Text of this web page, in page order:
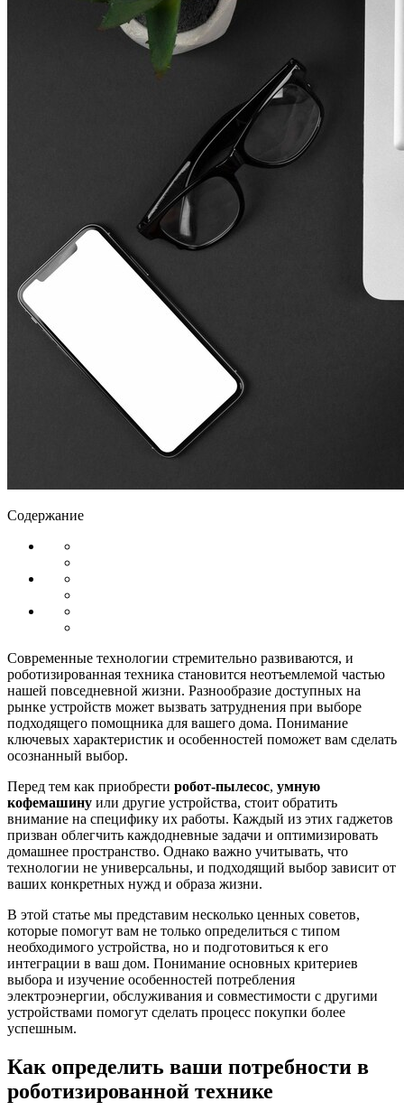
Содержание
Современные технологии стремительно развиваются, и
роботизированная техника становится неотъемлемой частью
нашей повседневной жизни. Разнообразие доступных на
рынке устройств может вызвать затруднения при выборе
подходящего помощника для вашего дома. Понимание
ключевых характеристик и особенностей поможет вам сделать
осознанный выбор.
Перед тем как приобрести робот-пылесос, умную
кофемашину или другие устройства, стоит обратить
внимание на специфику их работы. Каждый из этих гаджетов
призван облегчить каждодневные задачи и оптимизировать
домашнее пространство. Однако важно учитывать, что
технологии не универсальны, и подходящий выбор зависит от
ваших конкретных нужд и образа жизни.
В этой статье мы представим несколько ценных советов,
которые помогут вам не только определиться с типом
необходимого устройства, но и подготовиться к его
интеграции в ваш дом. Понимание основных критериев
выбора и изучение особенностей потребления
электроэнергии, обслуживания и совместимости с другими
устройствами помогут сделать процесс покупки более
успешным.
Как определить ваши потребности в
роботизированной технике